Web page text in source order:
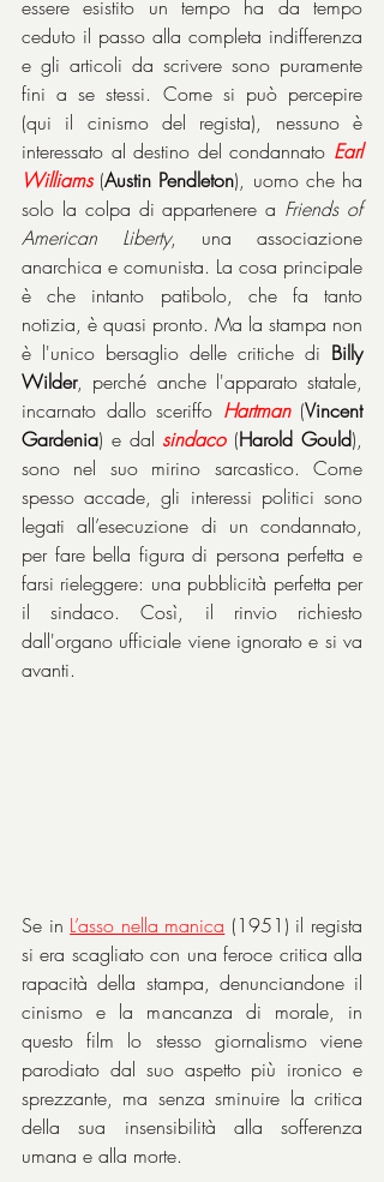
essere esistito un tempo ha da tempo
ceduto il passo alla completa indifferenza
e gli articoli da scrivere sono puramente
fini a se stessi. Come si può percepire
(qui il cinismo del regista), nessuno è
interessato al destino del condannato Earl
Williams (Austin Pendleton), uomo che ha
solo la colpa di appartenere a Friends of
American Liberty, una associazione
anarchica e comunista. La cosa principale
è che intanto patibolo, che fa tanto
notizia, è quasi pronto. Ma la stampa non
è l'unico bersaglio delle critiche di Billy
Wilder, perché anche l'apparato statale,
incarnato dallo sceriffo Hartman (Vincent
Gardenia) e dal sindaco (Harold Gould),
sono nel suo mirino sarcastico. Come
spesso accade, gli interessi politici sono
legati all’esecuzione di un condannato,
per fare bella figura di persona perfetta e
farsi rieleggere: una pubblicità perfetta per
il sindaco. Così, il rinvio richiesto
dall'organo ufficiale viene ignorato e si va
avanti.
Se in L’asso nella manica (1951) il regista
si era scagliato con una feroce critica alla
rapacità della stampa, denunciandone il
cinismo e la mancanza di morale, in
questo film lo stesso giornalismo viene
parodiato dal suo aspetto più ironico e
sprezzante, ma senza sminuire la critica
della sua insensibilità alla sofferenza
umana e alla morte.